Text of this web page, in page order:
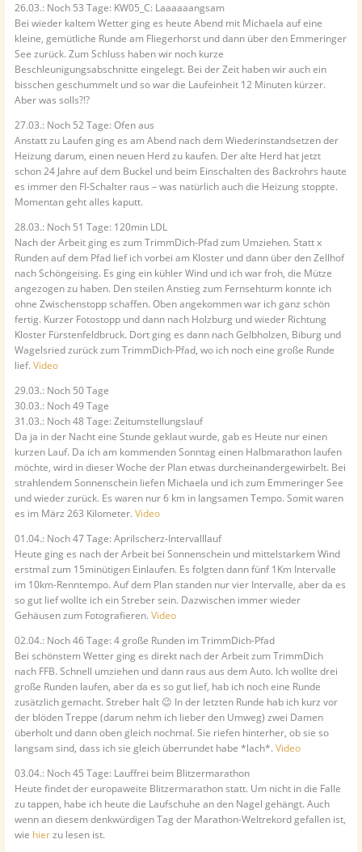
26.03.: Noch 53 Tage: KW05_C: Laaaaaangsam
Bei wieder kaltem Wetter ging es heute Abend mit Michaela auf eine
kleine, gemütliche Runde am Fliegerhorst und dann über den Emmeringer
See zurück. Zum Schluss haben wir noch kurze
Beschleunigungsabschnitte eingelegt. Bei der Zeit haben wir auch ein
bisschen geschummelt und so war die Laufeinheit 12 Minuten kürzer.
Aber was solls?!?
27.03.: Noch 52 Tage: Ofen aus
Anstatt zu Laufen ging es am Abend nach dem Wiederinstandsetzen der
Heizung darum, einen neuen Herd zu kaufen. Der alte Herd hat jetzt
schon 24 Jahre auf dem Buckel und beim Einschalten des Backrohrs haute
es immer den FI-Schalter raus – was natürlich auch die Heizung stoppte.
Momentan geht alles kaputt.
28.03.: Noch 51 Tage: 120min LDL
Nach der Arbeit ging es zum TrimmDich-Pfad zum Umziehen. Statt x
Runden auf dem Pfad lief ich vorbei am Kloster und dann über den Zellhof
nach Schöngeising. Es ging ein kühler Wind und ich war froh, die Mütze
angezogen zu haben. Den steilen Anstieg zum Fernsehturm konnte ich
ohne Zwischenstopp schaffen. Oben angekommen war ich ganz schön
fertig. Kurzer Fotostopp und dann nach Holzburg und wieder Richtung
Kloster Fürstenfeldbruck. Dort ging es dann nach Gelbholzen, Biburg und
Wagelsried zurück zum TrimmDich-Pfad, wo ich noch eine große Runde
lief.Video
29.03.: Noch 50 Tage
30.03.: Noch 49 Tage
31.03.: Noch 48 Tage: Zeitumstellungslauf
Da ja in der Nacht eine Stunde geklaut wurde, gab es Heute nur einen
kurzen Lauf. Da ich am kommenden Sonntag einen Halbmarathon laufen
möchte, wird in dieser Woche der Plan etwas durcheinandergewirbelt. Bei
strahlendem Sonnenschein liefen Michaela und ich zum Emmeringer See
und wieder zurück. Es waren nur 6 km in langsamen Tempo. Somit waren
es im März 263 Kilometer.Video
01.04.: Noch 47 Tage: Aprilscherz-Intervalllauf
Heute ging es nach der Arbeit bei Sonnenschein und mittelstarkem Wind
erstmal zum 15minütigen Einlaufen. Es folgten dann fünf 1Km Intervalle
im 10km-Renntempo. Auf dem Plan standen nur vier Intervalle, aber da es
so gut lief wollte ich ein Streber sein. Dazwischen immer wieder
Gehäusen zum Fotografieren.Video
02.04.: Noch 46 Tage: 4 große Runden im TrimmDich-Pfad
Bei schönstem Wetter ging es direkt nach der Arbeit zum TrimmDich
nach FFB. Schnell umziehen und dann raus aus dem Auto. Ich wollte drei
große Runden laufen, aber da es so gut lief, hab ich noch eine Runde
zusätzlich gemacht. Streber halt 😉 In der letzten Runde hab ich kurz vor
der blöden Treppe (darum nehm ich lieber den Umweg) zwei Damen
überholt und dann oben gleich nochmal. Sie riefen hinterher, ob sie so
langsam sind, dass ich sie gleich überrundet habe *lach*.Video
03.04.: Noch 45 Tage: Lauffrei beim Blitzermarathon
Heute findet der europaweite Blitzermarathon statt. Um nicht in die Falle
zu tappen, habe ich heute die Laufschuhe an den Nagel gehängt. Auch
wenn an diesem denkwürdigen Tag der Marathon-Weltrekord gefallen ist,
wie hierzu lesen ist.